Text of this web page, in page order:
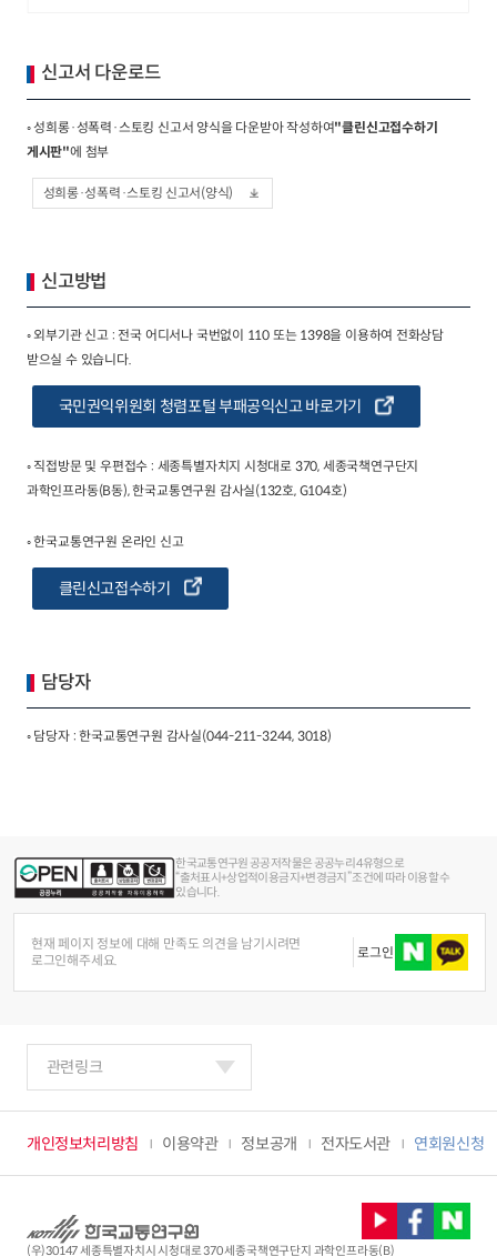
신고서 다운로드
◦ 성희롱·성폭력·스토킹 신고서 양식을 다운받아 작성하여"클린신고접수하기
게시판"에 첨부
성희롱·성폭력·스토킹 신고서(양식)
신고방법
◦ 외부기관 신고 : 전국 어디서나 국번없이 110 또는 1398을 이용하여 전화상담
받으실 수 있습니다.
국민권익위원회 청렴포털 부패공익신고 바로가기
◦ 직접방문 및 우편접수 : 세종특별자치지 시청대로 370, 세종국책연구단지
과학인프라동(B동), 한국교통연구원 감사실(132호, G104호)
◦ 한국교통연구원 온라인 신고
클린신고접수하기
담당자
◦ 담당자 : 한국교통연구원 감사실(044-211-3244, 3018)
한국교통연구원 공공저작물은 공공누리 4유형으로
“출처표시+상업적이용금지+변경금지” 조건에 따라 이용할 수
있습니다.
현재 페이지 정보에 대해 만족도 의견을 남기시려면
로그인해주세요.
로그인
개인정보처리방침 이용약관 정보공개 전자도서관 연회원신청
관련링크
(우)30147 세종특별자치시 시청대로 370 세종국책연구단지 과학인프라동(B)